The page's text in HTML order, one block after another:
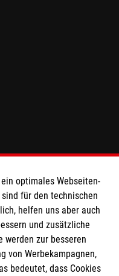
e.V.
12
optimales Webseiten-
für den technischen
helfen uns aber auch
und zusätzliche
werden zur besseren
von Werbekampagnen,
bedeutet, dass Cookies